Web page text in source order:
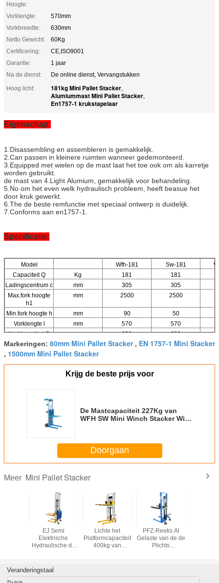
Hoogte:
Vorklengte:
570mm
Vorkbreedte:
630mm
Netto Gewicht:
60Kg
Certificering:
CE,ISO9001
Garantie:
1 jaar
Na de dienst:
De online dienst, Vervangstukken
Hoog licht:
181kg Mini Pallet Stacker,
Alumiummast Mini Pallet Stacker,
En1757-1 krukstapelaar
Eigenschap:
1.Disassembling en assembleren is gemakkelijk.
2.Can passen in kleinere ruimten wanneer gedemonteerd.
3.Equipped met wielen op de mast laat het toe ook om als karretje
worden gebruikt.
de mast van 4.Light Alumium, gemakkelijk voor behandeling.
5.No om het even welk hydraulisch probleem, heeft beasue het
door kruk gewerkt.
6.The de beste remfunctie met speciaal ontwerp is duidelijk.
7.Conforms aan en1757-1.
Specificatie:
Model Wfh-181 Sw-181
Capaciteit Q
Kg 181
181
Ladingscentrum c
mm 305
305
Max.fork hoogte
h1
mm 2500 2500
Min.fork hoogte h mm 90
50
Vorklengte l
mm 570
570
Vorkbreedte b5
mm 630
630
Netto Gewicht
Kg 60 66
Markeringen: 80mm Mini Pallet Stacker, EN 1757-1 Mini Stacker
, 1500mm Mini Pallet Stacker
Krijg de beste prijs voor
De Mastcapaciteit 227Kg van
WFH SW Mini Winch Stacker With
Doorgaan
Meer Mini Pallet Stacker
van
EJ Semi
Elektrische
Hydraulische de
met
Platformcapaciteit
Lichte het
Platformcapaciteit
400kg van
PFZ-Reeks Al
Gelaste van de de
Plichts
Capaciteit 600Kg
Veranderingstaal